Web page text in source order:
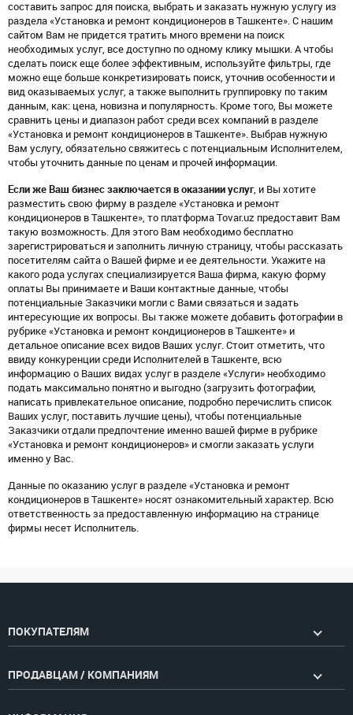
составить запрос для поиска, выбрать и заказать нужную услугу из
раздела «Установка и ремонт кондиционеров в Ташкенте». С нашим
сайтом Вам не придется тратить много времени на поиск
необходимых услуг, все доступно по одному клику мышки. А чтобы
сделать поиск еще более эффективным, используйте фильтры, где
можно еще больше конкретизировать поиск, уточнив особенности и
вид оказываемых услуг, а также выполнить группировку по таким
данным, как: цена, новизна и популярность. Кроме того, Вы можете
сравнить цены и диапазон работ среди всех компаний в разделе
«Установка и ремонт кондиционеров в Ташкенте». Выбрав нужную
Вам услугу, обязательно свяжитесь с потенциальным Исполнителем,
чтобы уточнить данные по ценам и прочей информации.
Если же Ваш бизнес заключается в оказании услуг, и Вы хотите
разместить свою фирму в разделе «Установка и ремонт
кондиционеров в Ташкенте», то платформа Tovar.uz предоставит Вам
такую возможность. Для этого Вам необходимо бесплатно
зарегистрироваться и заполнить личную страницу, чтобы рассказать
посетителям сайта о Вашей фирме и ее деятельности. Укажите на
какого рода услугах специализируется Ваша фирма, какую форму
оплаты Вы принимаете и Ваши контактные данные, чтобы
потенциальные Заказчики могли с Вами связаться и задать
интересующие их вопросы. Вы также можете добавить фотографии в
рубрике «Установка и ремонт кондиционеров в Ташкенте» и
детальное описание всех видов Ваших услуг. Стоит отметить, что
ввиду конкуренции среди Исполнителей в Ташкенте, всю
информацию о Ваших видах услуг в разделе «Услуги» необходимо
подать максимально понятно и выгодно (загрузить фотографии,
написать привлекательное описание, подробно перечислить список
Ваших услуг, поставить лучшие цены), чтобы потенциальные
Заказчики отдали предпочтение именно вашей фирме в рубрике
«Установка и ремонт кондиционеров» и смогли заказать услуги
именно у Вас.
Данные по оказанию услуг в разделе «Установка и ремонт
кондиционеров в Ташкенте» носят ознакомительный характер. Всю
ответственность за предоставленную информацию на странице
фирмы несет Исполнитель.
ПОКУПАТЕЛЯМ
ПРОДАВЦАМ / КОМПАНИЯМ